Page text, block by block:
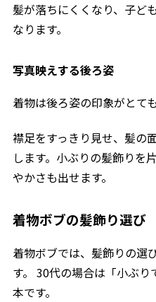
髪が落ちにくくなり、子ど
なります。
写真映えする後ろ姿
着物は後ろ姿の印象がとて
襟足をすっきり見せ、髪の
します。小ぶりの髪飾りを
やかさも出せます。
着物ボブの髪飾り選び
着物ボブでは、髪飾りの選
す。 30代の場合は「小ぶ
本です。